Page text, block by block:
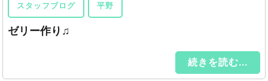
スタッフブログ 平野
ゼリー作り♫
続きを読む...